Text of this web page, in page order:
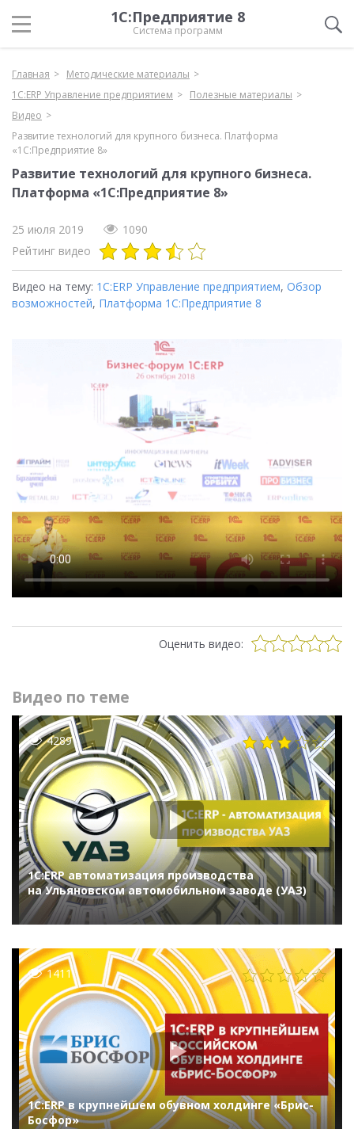
1С:Предприятие 8
Система программ
Главная
Методические материалы
1С:ERP Управление предприятием
Полезные материалы
Видео
Развитие технологий для крупного бизнеса. Платформа
«1С:Предприятие 8»
Развитие технологий для крупного бизнеса.
Платформа «1С:Предприятие 8»
25 июля 2019
1090
Рейтинг видео
Видео на тему: 1С:ERP Управление предприятием, Обзор
возможностей, Платформа 1С:Предприятие 8
Оценить видео:
Видео по теме
4289
1С:ERP автоматизация производства
на Ульяновском автомобильном заводе (УАЗ)
1411
1С:ERP в крупнейшем обувном холдинге «Брис-
Босфор»